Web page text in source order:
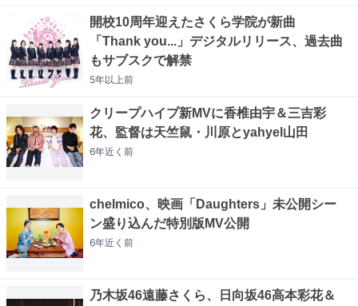
開校10周年迎えたさくら学院が新曲
「Thank you...」デジタルリリース、過去曲
もサブスクで解禁
5年以上前
クリープハイプ新MVに香椎由宇＆三吉彩
花、監督は天竺鼠・川原とyahyel山田
6年近く 前
chelmico、映画「Daughters」未公開シー
ン盛り込んだ特別版MV公開
6年近く 前
乃木坂46遠藤さくら、日向坂46高本彩花＆